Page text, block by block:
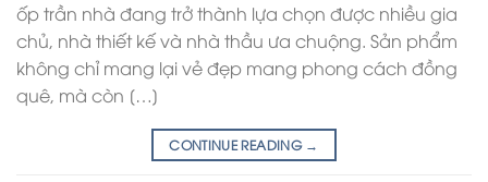
ốp trần nhà đang trở thành lựa chọn được nhiều gia
chủ, nhà thiết kế và nhà thầu ưa chuộng. Sản phẩm
không chỉ mang lại vẻ đẹp mang phong cách đồng
quê, mà còn […]
CONTINUE READING →